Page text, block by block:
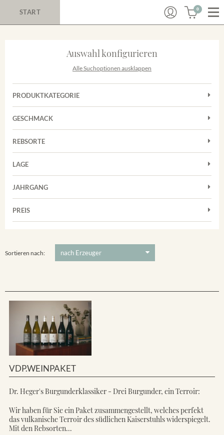
START 0
Auswahl konfigurieren
Alle Suchoptionen ausklappen
PRODUKTKATEGORIE
Cuvées
Rosé
Sekt
GESCHMACK
Trocken
REBSORTE
Auxerrois
Cuvée
Grauburgunder
LAGE
Achkarrer Schlossberg
Merdinger Bühl
Vorderer Winklerberg
JAHRGANG
PREIS
Sortieren nach:
VDP.WEINPAKET
Dr. Heger's Burgunderklassiker - Drei Burgunder, ein Terroir:
Wir haben für Sie ein Paket zusammengestellt, welches perfekt
das vulkanische Terroir des südlichen Kaiserstuhls widerspiegelt.
Mit den Rebsorten...